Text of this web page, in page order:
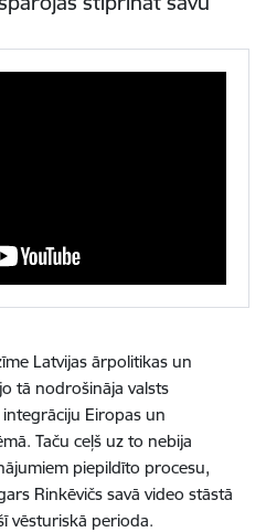
Latvijas ārpolitikas un
tā nodrošināja valsts
Eiropas un
Taču ceļš uz to nebija
piepildīto procesu,
Rinkēvičs savā video stāstā
vēsturiskā perioda.